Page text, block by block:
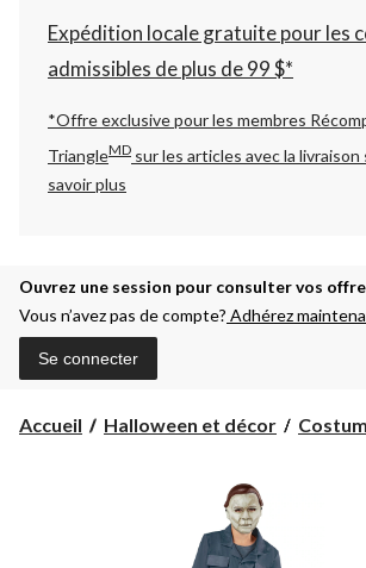
Expédition locale gratuite pour les
admissibles de plus de 99 $*
*Offre exclusive pour les membres
TriangleMD sur les articles avec la livraison
savoir plus
Ouvrez une session pour consulter vos
Vous n’avez pas de compte? Adhérez
Se connecter
Accueil Halloween et décor